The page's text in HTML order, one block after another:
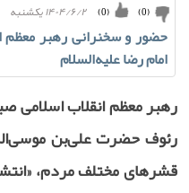
۱۴۰۴/۶/۲ يكشنبه (
0
) (
0
)
حضور و سخنرانی رهبر معظم
امام رضا علیه‌السلام
رهبر معظم انقلاب اسلامی
رئوف حضرت علی‌بن‌
قشرهای مختلف مردم،